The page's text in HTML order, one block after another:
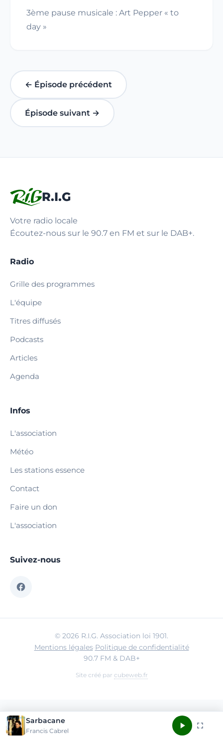
3ème pause musicale : Art Pepper « to
day »
← Épisode précédent
Épisode suivant →
R.I.G
Votre radio locale
Écoutez-nous sur le 90.7 en FM et sur le DAB+.
Radio
Grille des programmes
L'équipe
Titres diffusés
Podcasts
Articles
Agenda
Infos
L'association
Météo
Les stations essence
Contact
Faire un don
L'association
Suivez-nous
© 2026 R.I.G. Association loi 1901.
Mentions légales·Politique de confidentialité
90.7 FM & DAB+
Site créé par cubeweb.fr
Sarbacane
Francis Cabrel